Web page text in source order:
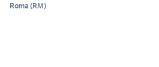
Roma (RM)